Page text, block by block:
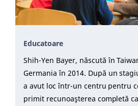
Educatoare
Shih-Yen Bayer, născută în
Germania în 2014. După un
a avut loc într-un centru pentru
primit recunoaşterea completă